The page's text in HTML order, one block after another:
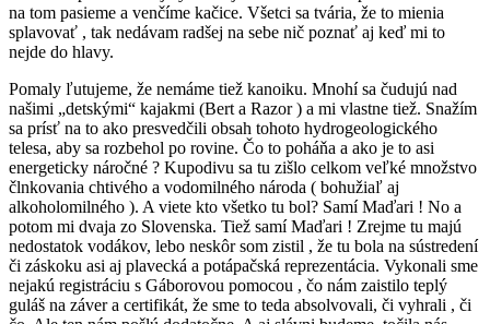
na tom pasieme a venčíme kačice. Všetci sa tvária, že to mienia
splavovať , tak nedávam radšej na sebe nič poznať aj keď mi to
nejde do hlavy.
Pomaly ľutujeme, že nemáme tiež kanoiku. Mnohí sa čudujú nad
našimi „detskými“ kajakmi (Bert a Razor ) a mi vlastne tiež. Snažím
sa prísť na to ako presvedčili obsah tohoto hydrogeologického
telesa, aby sa rozbehol po rovine. Čo to poháňa a ako je to asi
energeticky náročné ? Kupodivu sa tu zišlo celkom veľké množstvo
člnkovania chtivého a vodomilného národa ( bohužiaľ aj
alkoholomilného ). A viete kto všetko tu bol? Samí Maďari ! No a
potom mi dvaja zo Slovenska. Tiež samí Maďari ! Zrejme tu majú
nedostatok vodákov, lebo neskôr som zistil , že tu bola na sústredení
či záskoku asi aj plavecká a potápačská reprezentácia. Vykonali sme
nejakú registráciu s Gáborovou pomocou , čo nám zaistilo teplý
guláš na záver a certifikát, že sme to teda absolvovali, či vyhrali , či